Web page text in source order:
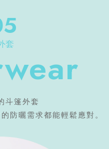
套
斗篷外套
防曬需求都能輕鬆應對。